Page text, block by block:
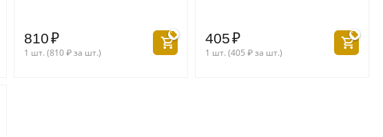
810₽
1 шт. (810₽за шт.)
405₽
1 шт. (405 ₽за шт.)